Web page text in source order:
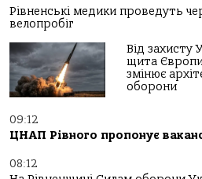
Рівненські медики проведуть
велопробіг
Від захисту
щита
змінює
оборони
09:12
ЦНАП Рівного пропонує
08:12